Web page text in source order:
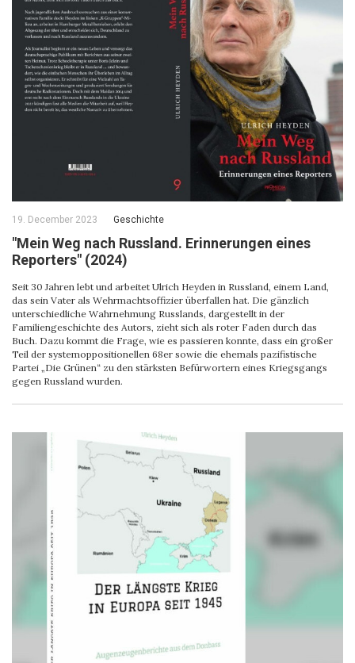
19. December 2023 Geschichte
"Mein Weg nach Russland. Erinnerungen eines
Reporters" (2024)
Seit 30 Jahren lebt und arbeitet Ulrich Heyden in Russland, einem Land,
das sein Vater als Wehrmachtsoffizier überfallen hat. Die gänzlich
unterschiedliche Wahrnehmung Russlands, dargestellt in der
Familiengeschichte des Autors, zieht sich als roter Faden durch das
Buch. Dazu kommt die Frage, wie es passieren konnte, dass ein großer
Teil der systemoppositionellen 68er sowie die ehemals pazifistische
Partei „Die Grünen“ zu den stärksten Befürwortern eines Kriegsgangs
gegen Russland wurden.